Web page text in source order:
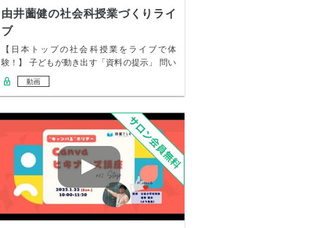
由井薗健の社会科授業づくりライ
ブ
【日本トップの社会科授業をライブで体
験！】 子どもが動き出す「資料の提示」 問い
が自分ごと…
動画